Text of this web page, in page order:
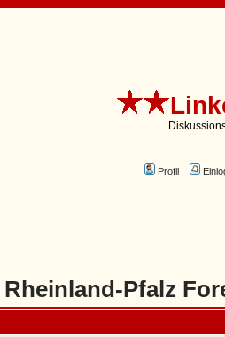
Profil
Pfalz